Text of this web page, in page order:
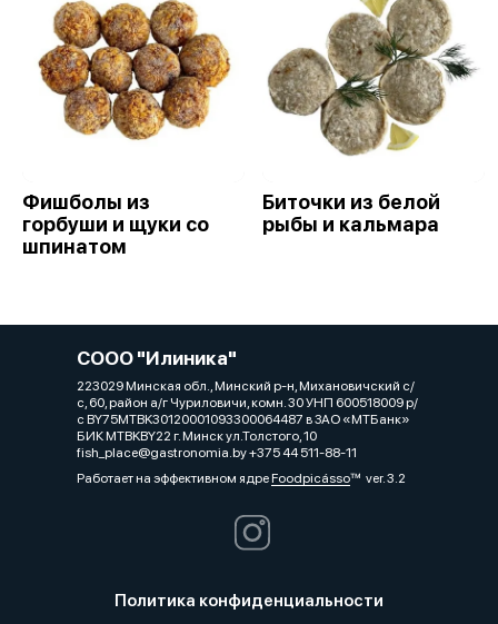
Фишболы из
горбуши и щуки со
шпинатом
Биточки из белой
рыбы и кальмара
СООО "Илиника"
223029 Минская обл., Минский р-н, Михановичский с/
с, 60, район а/г Чуриловичи, комн. 30 УНП 600518009 р/
с BY75MTBK30120001093300064487 в ЗАО «МТБанк»
БИК MTBKBY22 г. Минск ул.Толстого, 10
fish_place@gastronomia.by +375 44 511-88-11
Работает на эффективном ядреFoodpicássover. 3.2
Политика конфиденциальности